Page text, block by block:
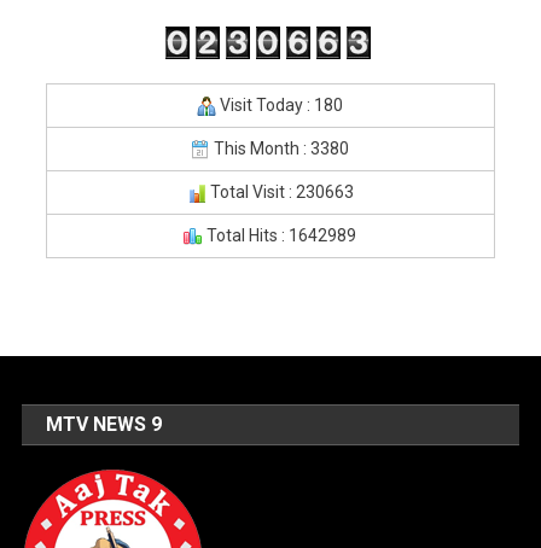
Visit Today : 180
This Month : 3380
Total Visit : 230663
Total Hits : 1642989
MTV NEWS 9